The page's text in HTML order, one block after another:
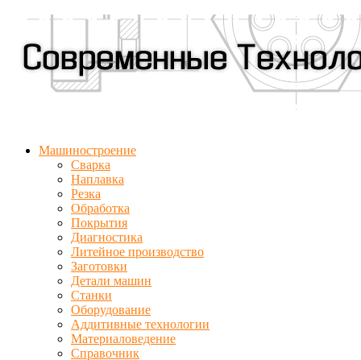
Машиностроение
Сварка
Наплавка
Резка
Обработка
Покрытия
Диагностика
Литейное производство
Заготовки
Детали машин
Станки
Оборудование
Аддитивные технологии
Материаловедение
Справочник